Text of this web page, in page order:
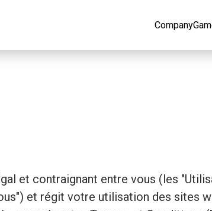
Company
et contraignant entre vous (les
et régit votre utilisation des sites